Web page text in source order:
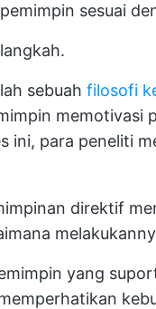
sesuai
sebuah filosofi
ini, para peneliti
direktif
yang